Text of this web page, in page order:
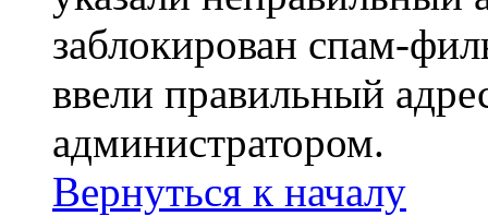
заблокирован спам-
ввели правильный
администратором.
Вернуться к началу